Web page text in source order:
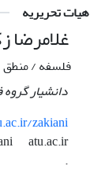
هیات تحریریه
غلامرضا
فلسفه / منطق
دانشیار
zakiani
zakiani
atu.ac.ir
.